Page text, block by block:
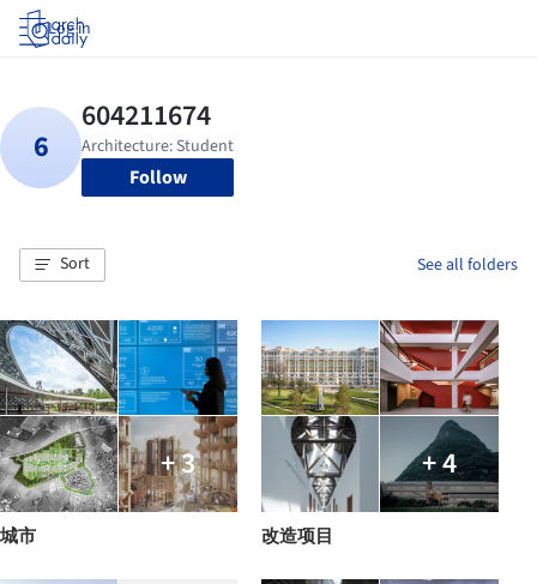
Log in
Follow
Sort See all folders
+ 3
城市
+ 4
改造项目